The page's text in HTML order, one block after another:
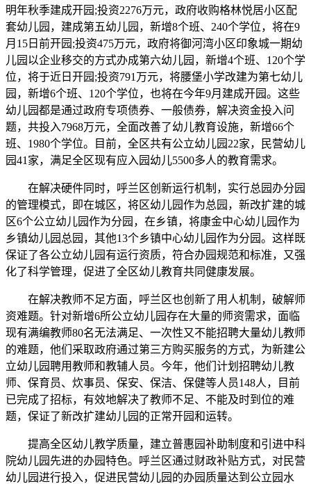
明年秋季建成开园;投资2276万元，政府收购格林悦居小区配
套幼儿园，建成第五幼儿园，新增8个班、240个学位，将在9
月15日前开园;投资475万元，政府将御河湾小区印象城一期幼
儿园以企业移交的方式办成第六幼儿园，新增4个班、120个学
位，将于近日开园;投资791万元，将腰堡小学改建为第七幼儿
园，新增6个班、120个学位，也将在今年9月建成开园。这些
幼儿园都是通过政府专项债券、一般债券，解决资金投入问
题，共投入7968万元，全面改善了幼儿教育设施，新增66个
班、1980个学位。目前，全区共有公立幼儿园22家，民营幼儿
园41家，满足全区现有应入园幼儿5500多人的教育需求。
在解决硬件同时，呼兰区创新运行机制，实行总园办分园
的管理模式，即在城区，将区幼儿园作为总园，新改扩建的城
区6个公立幼儿园作为分园，在乡镇，将康金中心幼儿园作为
乡镇幼儿园总园，其他13个乡镇中心幼儿园作为分园。这样既
保证了各公立幼儿园有运行资质，符合办园规范和标准，又强
化了科学管理，促进了全区幼儿教育共同健康发展。
在解决教师不足方面，呼兰区也创新了用人机制，破解师
资难题。针对新增6所公立幼儿园存在大量的师资需求，面临
现有满编教师80名无法满足、一次性又不能招聘大量幼儿教师
的难题，他们采取政府通过第三方购买服务的方式，为新建公
立幼儿园聘用教师和教辅人员。今年，他们计划招聘幼儿教
师、保育员、炊事员、保安、保洁、保健等人员148人，目前
已完成了招标，有效地解决了教师不足、不能及时到位的难
题，保证了新改扩建幼儿园的正常开园和运转。
提高全区幼儿教学质量，建立普惠园补助制度和引进中科
院幼儿园先进的办园特色。呼兰区通过财政补贴方式，对民营
幼儿园进行投入，促进民营幼儿园的办园质量达到公立园水